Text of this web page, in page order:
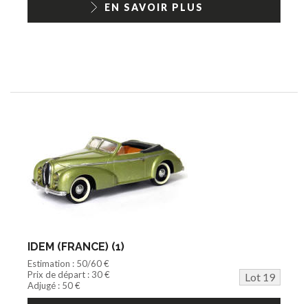
EN SAVOIR PLUS
IDEM (FRANCE) (1)
Estimation : 50/60 €
Prix de départ : 30 €
Lot 19
Adjugé : 50 €